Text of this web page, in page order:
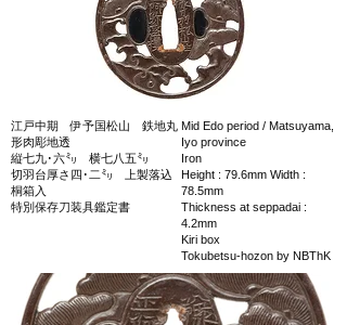
江戸中期 伊予国松山 鉄地丸
形肉彫地透
縦七九･六㍉ 横七八五㍉
切羽台厚さ四･二㍉ 上製落込
桐箱入
特別保存刀装具鑑定書
Mid Edo period / Matsuyama,
Iyo province
Iron
Height : 79.6mm Width :
78.5mm
Thickness at seppadai :
4.2mm
Kiri box
Tokubetsu-hozon by NBThK